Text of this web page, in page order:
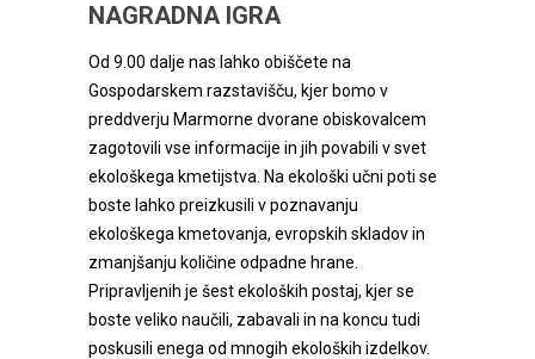
NAGRADNA IGRA
Od 9.00 dalje nas lahko obiščete na
Gospodarskem razstavišču, kjer bomo v
preddverju Marmorne dvorane obiskovalcem
zagotovili vse informacije in jih povabili v svet
ekološkega kmetijstva. Na ekološki učni poti se
boste lahko preizkusili v poznavanju
ekološkega kmetovanja, evropskih skladov in
zmanjšanju količine odpadne hrane.
Pripravljenih je šest ekoloških postaj, kjer se
boste veliko naučili, zabavali in na koncu tudi
poskusili enega od mnogih ekoloških izdelkov.